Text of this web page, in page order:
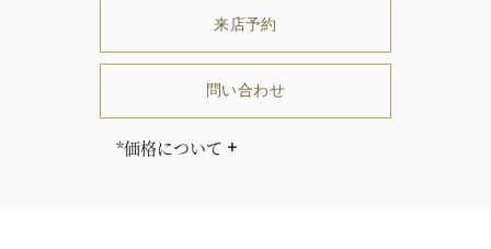
来店予約
問い合わせ
*価格について